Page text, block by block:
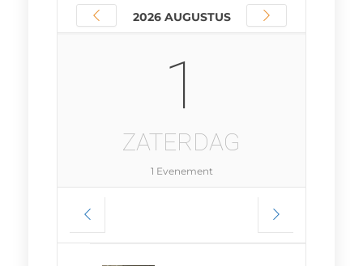
2026 AUGUSTUS
1
ZATERDAG
1 Evenement